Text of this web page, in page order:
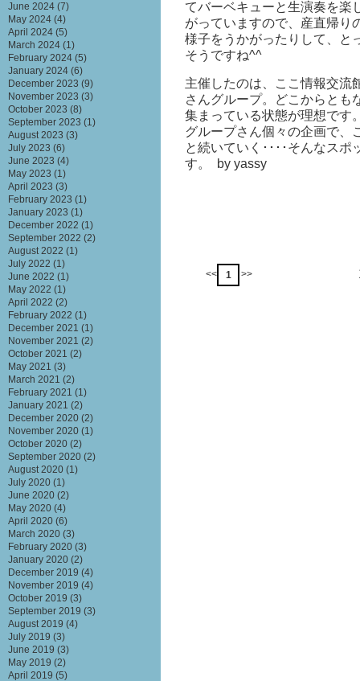
てバーベキューと生演奏を楽
がっていますので、産直帰り
様子をうかがったりして、と
そうですね^^
主催したのは、ここ情報交流
さんグループ。どこからとも
集まっている状態が理想です
グループさん個々の企画で、
と続いていく････そんなス
す。 by yassy
<< 1 >>
June 2024 (7)
May 2024 (4)
April 2024 (5)
March 2024 (1)
February 2024 (5)
January 2024 (6)
December 2023 (9)
November 2023 (3)
October 2023 (8)
September 2023 (1)
August 2023 (3)
July 2023 (6)
June 2023 (4)
May 2023 (1)
April 2023 (3)
February 2023 (1)
January 2023 (1)
December 2022 (1)
September 2022 (2)
August 2022 (1)
July 2022 (1)
June 2022 (1)
May 2022 (1)
April 2022 (2)
February 2022 (1)
December 2021 (1)
November 2021 (2)
October 2021 (2)
May 2021 (3)
March 2021 (2)
February 2021 (1)
January 2021 (2)
December 2020 (2)
November 2020 (1)
October 2020 (2)
September 2020 (2)
August 2020 (1)
July 2020 (1)
June 2020 (2)
May 2020 (4)
April 2020 (6)
March 2020 (3)
February 2020 (3)
January 2020 (2)
December 2019 (4)
November 2019 (4)
October 2019 (3)
September 2019 (3)
August 2019 (4)
July 2019 (3)
June 2019 (3)
May 2019 (2)
April 2019 (5)